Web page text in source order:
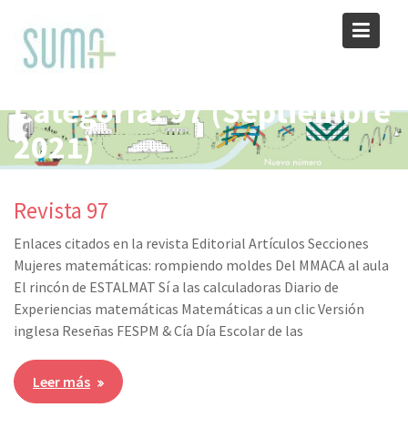
content
Categoría:97 (Septiembre
2021)
Revista 97
Enlaces citados en la revista Editorial Artículos Secciones
Mujeres matemáticas: rompiendo moldes Del MMACA al aula
El rincón de ESTALMAT Sí a las calculadoras Diario de
Experiencias matemáticas Matemáticas a un clic Versión
inglesa Reseñas FESPM & Cía Día Escolar de las
Leer más